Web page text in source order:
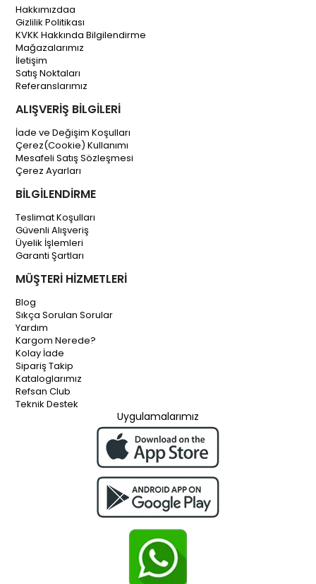
Hakkımızdaa
Gizlilik Politikası
KVKK Hakkında Bilgilendirme
Mağazalarımız
İletişim
Satış Noktaları
Referanslarımız
ALIŞVERİŞ BİLGİLERİ
İade ve Değişim Koşulları
Çerez(Cookie) Kullanımı
Mesafeli Satış Sözleşmesi
Çerez Ayarları
BİLGİLENDİRME
Teslimat Koşulları
Güvenli Alışveriş
Üyelik İşlemleri
Garanti Şartları
MÜŞTERİ HİZMETLERİ
Blog
Sıkça Sorulan Sorular
Yardım
Kargom Nerede?
Kolay İade
Sipariş Takip
Kataloglarımız
Refsan Club
Teknik Destek
Uygulamalarımız